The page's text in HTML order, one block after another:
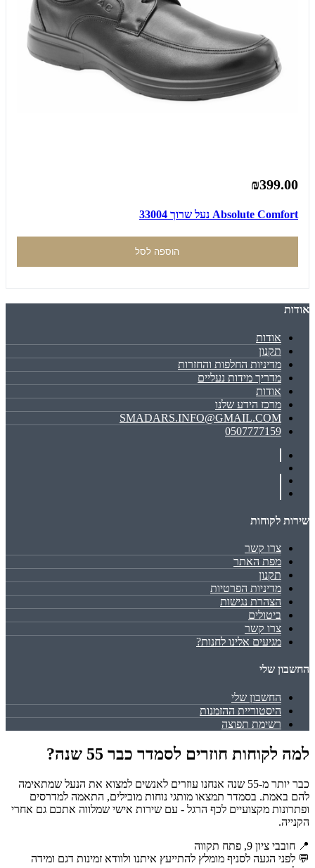
₪399.00
Absolute Comfort נעל שרוך 33004
הוספה לסל
אודות
אודות
תקנון
מדיניות החלפות והחזרות
מדריך מידות נעליים
אודות
מרכז הידע שלנו
SMADARS.INFO@GMAIL.COM
0507777159
שירות לקוחות
צרו קשר
מפת האתר
תקנון
מדיניות הפרטיות
הצהרת נגישות
ביטולים
צרו קשר
מגיעים אלינו לחנות?
החשבון שלי
החשבון שלי
היסטוריית ההזמנות
רשימת תפוצה
למה לקוחות חוזרים לסמדר כבר 55 שנה?
כבר יותר מ-55 שנה אנחנו עוזרים לאנשים למצוא את הנעל שמתאימה
להם באמת. בסמדר תמצאו מותגי נוחות מובילים, התאמה למדרסים
ופתרונות מקצועיים לכף הרגל - עם שירות אישי שמלווה אתכם גם אחרי
הקנייה.
📍 חובבי ציון 9, פתח תקווה
💬 לפני הגעה לסניף מומלץ להתייעץ איתנו ולוודא זמינות דגם ומידה